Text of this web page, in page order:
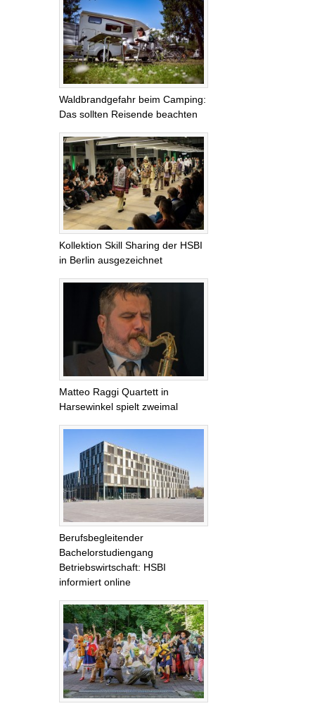
Waldbrandgefahr beim Camping:
Das sollten Reisende beachten
Kollektion Skill Sharing der HSBI
in Berlin ausgezeichnet
Matteo Raggi Quartett in
Harsewinkel spielt zweimal
Berufsbegleitender
Bachelorstudiengang
Betriebswirtschaft: HSBI
informiert online